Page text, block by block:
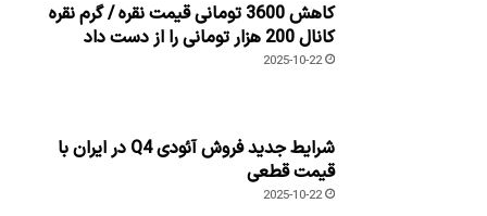
کاهش 3600 تومانی قیمت نقره / گرم نقره
کانال 200 هزار تومانی را از دست داد
2025-10-22
شرایط جدید فروش آئودی Q4 در ایران با
قیمت قطعی
2025-10-22